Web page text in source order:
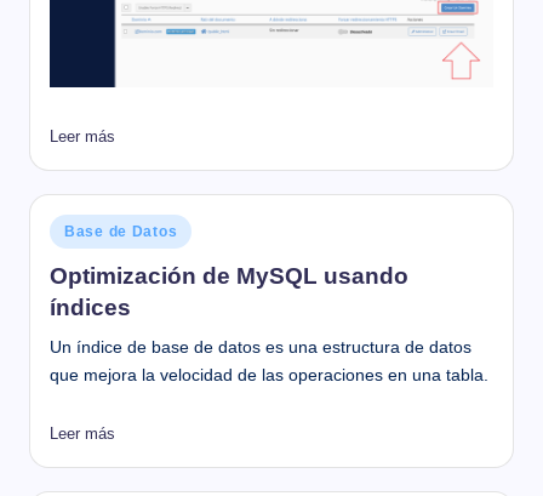
Leer más
Publicado
en
Base de Datos
Optimización de MySQL usando
índices
Un índice de base de datos es una estructura de datos
que mejora la velocidad de las operaciones en una tabla.
Leer más